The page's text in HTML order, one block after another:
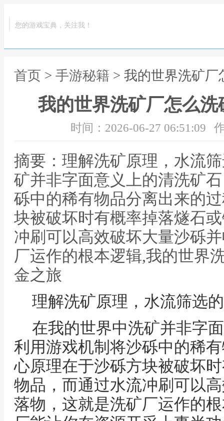
您的游戏宝典，关注我！
首页 > 手游秘籍 > 我的世界洗矿
我的世界洗矿厂怎么
时间：2026-06-27 06:51:09
摘要：理解洗矿原理，水流
矿并非字面意义上的清洗矿
砾中的稀有物品分离出来的
块被破坏时有概率掉落燧石
冲刷可以高效破坏大量沙砾
厂运作的根本逻辑,我的世界
金之旅
理解洗矿原理，水流筛选
在我的世界中洗矿并非字
利用游戏机制将沙砾中的稀
心原理在于沙砾方块被破坏
物品，而通过水流冲刷可以
落物，这就是洗矿厂运作的